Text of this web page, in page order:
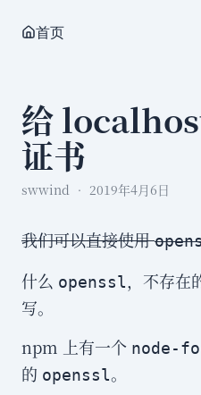
首页
给
证书
swwind 2019年4月6日
我们可以直接使用
什么 openssl，不存在
写。
npm 上有一个 node-
的 openssl。